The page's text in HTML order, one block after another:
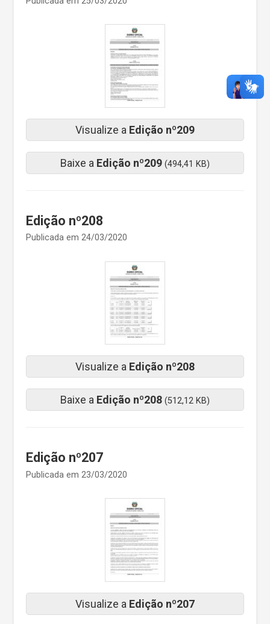
Visualize a Edição nº209
Baixe a Edição nº209 (494,41 KB)
Edição nº208
Publicada em 24/03/2020
Visualize a Edição nº208
Baixe a Edição nº208 (512,12 KB)
Edição nº207
Publicada em 23/03/2020
Visualize a Edição nº207